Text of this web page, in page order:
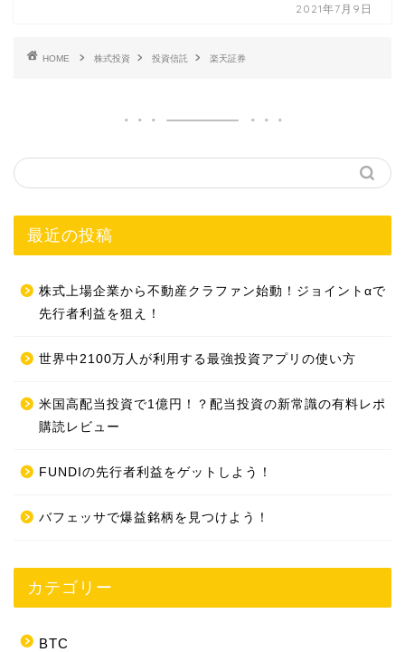
2021年7月9日
HOME 株式投資 投資信託 楽天証券
最近の投稿
株式上場企業から不動産クラファン始動！ジョイントαで
先行者利益を狙え！
世界中2100万人が利用する最強投資アプリの使い方
米国高配当投資で1億円！？配当投資の新常識の有料レポ
購読レビュー
FUNDIの先行者利益をゲットしよう！
バフェッサで爆益銘柄を見つけよう！
カテゴリー
BTC